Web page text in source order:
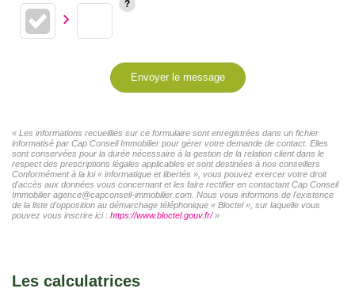
Envoyer le message
« Les informations recueillies sur ce formulaire sont enregistrées dans un fichier
informatisé par Cap Conseil Immobilier pour gérer votre demande de contact. Elles
sont conservées pour la durée nécessaire à la gestion de la relation client dans le
respect des prescriptions légales applicables et sont destinées à nos conseillers
Conformément à la loi « informatique et libertés », vous pouvez exercer votre droit
d'accès aux données vous concernant et les faire rectifier en contactant Cap Conseil
Immobilier agence@capconseil-immobilier.com. Nous vous informons de l'existence
de la liste d'opposition au démarchage téléphonique « Bloctel », sur laquelle vous
pouvez vous inscrire ici : https://www.bloctel.gouv.fr/»
Les calculatrices